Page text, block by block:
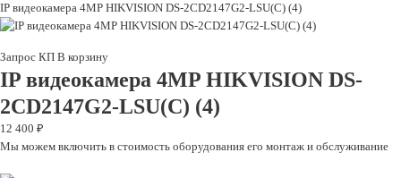
IP видеокамера 4MP HIKVISION DS-2CD2147G2-LSU(C) (4)
Запрос КП В корзину
IP видеокамера 4MP HIKVISION DS-
2CD2147G2-LSU(C) (4)
12 400 ₽
Мы можем включить в стоимость оборудования его монтаж и обслуживание